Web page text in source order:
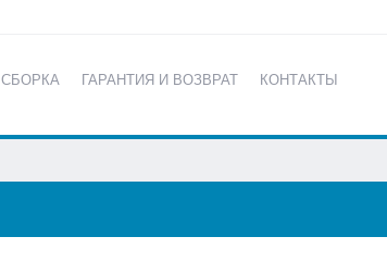
СБОРКА ГАРАНТИЯ И ВОЗВРАТ КОНТАКТЫ